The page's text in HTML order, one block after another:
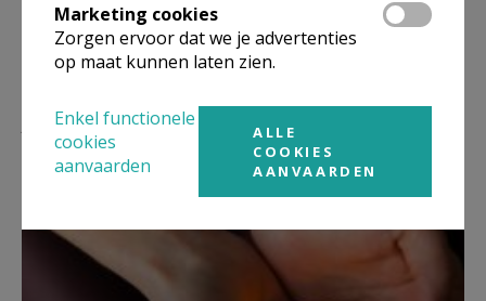
Lees meer
Marketing cookies
Zorgen ervoor dat we je advertenties
op maat kunnen laten zien.
Enkel functionele
cookies
aanvaarden
ALLE
COOKIES
AANVAARDEN